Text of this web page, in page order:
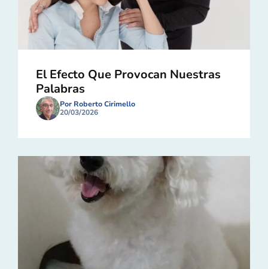
El Efecto Que Provocan Nuestras
Palabras
Por Roberto Cirimello
20/03/2026